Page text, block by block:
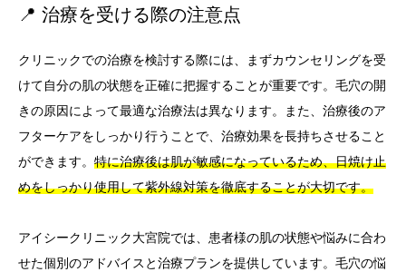
📍 治療を受ける際の注意点
クリニックでの治療を検討する際には、まずカウンセリングを受
けて自分の肌の状態を正確に把握することが重要です。毛穴の開
きの原因によって最適な治療法は異なります。また、治療後のア
フターケアをしっかり行うことで、治療効果を長持ちさせること
ができます。 特に治療後は肌が敏感になっているため、日焼け止
めをしっかり使用して紫外線対策を徹底することが大切です。
アイシークリニック大宮院では、患者様の肌の状態や悩みに合わ
せた個別のアドバイスと治療プランを提供しています。毛穴の悩